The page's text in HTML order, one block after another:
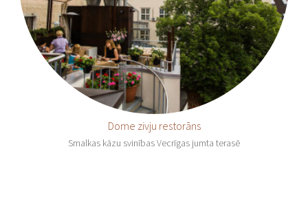
Dome zivju restorāns
Smalkas kāzu svinības Vecrīgas jumta terasē